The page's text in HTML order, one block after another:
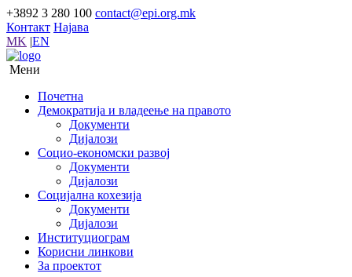
+3892 3 280 100 contact@epi.org.mk
Контакт Најава
MK |EN
Мени
Почетна
Демократија и владеење на правото
Документи
Дијалози
Социо-економски развој
Документи
Дијалози
Социјална кохезија
Документи
Дијалози
Институциограм
Корисни линкови
За проектот